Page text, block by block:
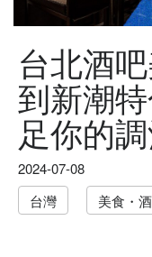
台北酒
到新潮
足你的調
2024-07-08
台灣
美食・